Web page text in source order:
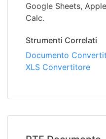
Google Sheets,
Calc.
Strumenti Correlati
Documento
XLS Convertitore